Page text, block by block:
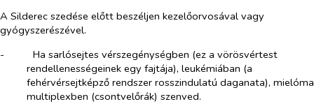
A Silderec szedése előtt beszéljen kezelőorvosával vagy
gyógyszerészével.
-​
Ha sarlósejtes vérszegénységben (ez a vörösvértest
rendellenességeinek egy fajtája), leukémiában (a
fehérvérsejtképző rendszer rosszindulatú daganata), mielóma
multiplexben (csontvelőrák) szenved.